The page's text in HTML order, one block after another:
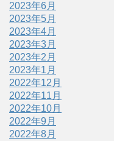
2023年6月
2023年5月
2023年4月
2023年3月
2023年2月
2023年1月
2022年12月
2022年11月
2022年10月
2022年9月
2022年8月